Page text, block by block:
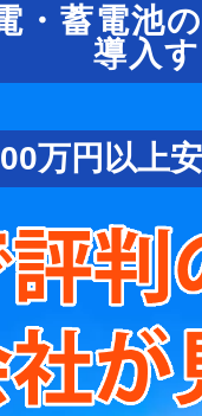
・蓄電池
導入
万円以上